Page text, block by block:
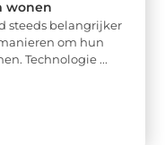
wonen
steeds belangrijker
om hun
Technologie ...